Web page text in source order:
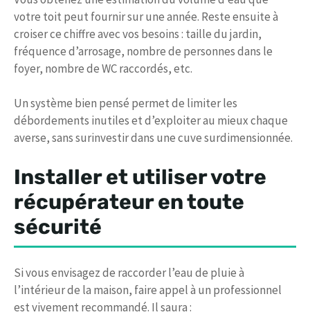
votre toit peut fournir sur une année. Reste ensuite à
croiser ce chiffre avec vos besoins : taille du jardin,
fréquence d’arrosage, nombre de personnes dans le
foyer, nombre de WC raccordés, etc.
Un système bien pensé permet de limiter les
débordements inutiles et d’exploiter au mieux chaque
averse, sans surinvestir dans une cuve surdimensionnée.
Installer et utiliser votre
récupérateur en toute
sécurité
Si vous envisagez de raccorder l’eau de pluie à
l’intérieur de la maison, faire appel à un professionnel
est vivement recommandé. Il saura :